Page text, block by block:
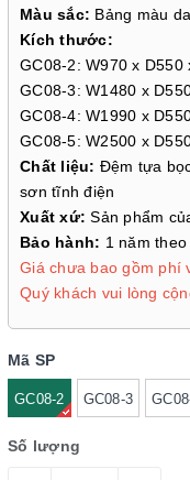
Màu sắc: Bảng màu
Kích thước:
GC08-2: W970 x D550
GC08-3: W1480 x
GC08-4: W1990 x
GC08-5: W2500 x
Chất liệu: Đệm tựa
sơn tĩnh điện
Xuất xứ: Sản phẩm
Bảo hành: 1 năm
Giá chưa bao gồm phí
Quý khách vui lòng
Mã SP
GC08-2 GC08-3
Số lượng